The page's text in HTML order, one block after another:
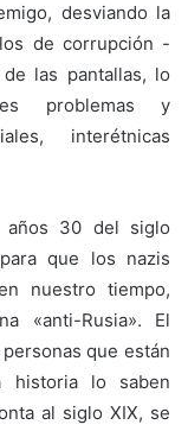
desviando la
de corrupción -
las pantallas, lo
problemas y
interétnicas
años 30 del siglo
que los nazis
nuestro tiempo,
«anti-Rusia». El
que están
historia lo saben
al siglo XIX, se